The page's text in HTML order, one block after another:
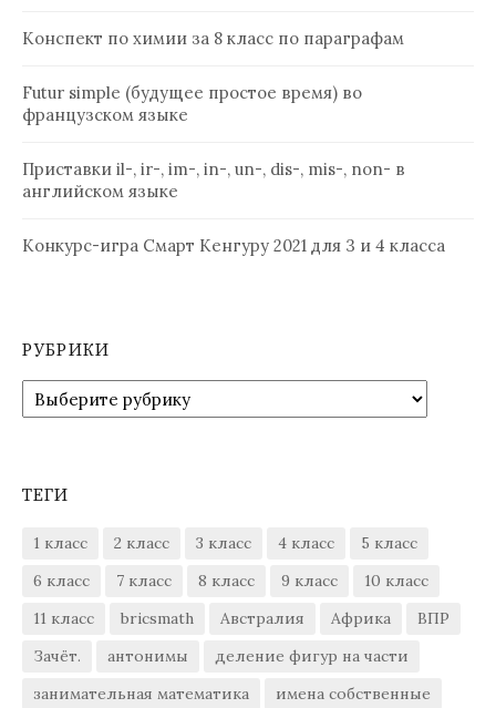
Конспект по химии за 8 класс по параграфам
Futur simple (будущее простое время) во
французском языке
Приставки il-, ir-, im-, in-, un-, dis-, mis-, non- в
английском языке
Конкурс-игра Смарт Кенгуру 2021 для 3 и 4 класса
РУБРИКИ
Рубрики
ТЕГИ
1 класс 2 класс 3 класс 4 класс
5 класс
6 класс
7 класс 8 класс 9 класс
10 класс
11 класс
bricsmath Австралия Африка
ВПР
Зачёт.
антонимы
деление фигур на части
занимательная математика
имена собственные